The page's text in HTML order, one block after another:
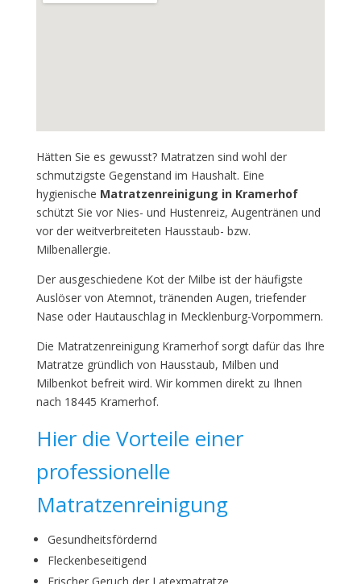
Hätten Sie es gewusst? Matratzen sind wohl der
schmutzigste Gegenstand im Haushalt. Eine
hygienische Matratzenreinigung in Kramerhof
schützt Sie vor Nies- und Hustenreiz, Augentränen und
vor der weitverbreiteten Hausstaub- bzw.
Milbenallergie.
Der ausgeschiedene Kot der Milbe ist der häufigste
Auslöser von Atemnot, tränenden Augen, triefender
Nase oder Hautauschlag in Mecklenburg-Vorpommern.
Die Matratzenreinigung Kramerhof sorgt dafür das Ihre
Matratze gründlich von Hausstaub, Milben und
Milbenkot befreit wird. Wir kommen direkt zu Ihnen
nach 18445 Kramerhof.
Hier die Vorteile einer
professionelle
Matratzenreinigung
Gesundheitsfördernd
Fleckenbeseitigend